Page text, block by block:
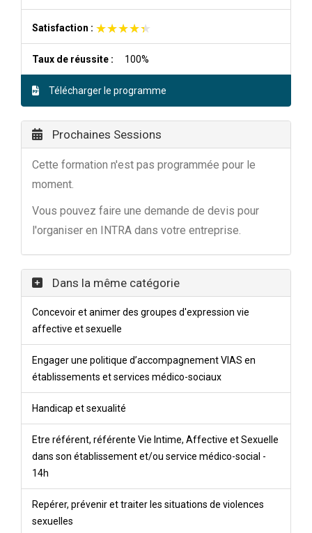
Satisfaction : ★★★★★
★★★★★
Taux de réussite : 100%
Télécharger le programme
Prochaines Sessions
Cette formation n'est pas programmée pour le
moment.
Vous pouvez faire une demande de devis pour
l'organiser en INTRA dans votre entreprise.
Dans la même catégorie
Concevoir et animer des groupes d'expression vie
affective et sexuelle
Engager une politique d’accompagnement VIAS en
établissements et services médico-sociaux
Handicap et sexualité
Etre référent, référente Vie Intime, Affective et Sexuelle
dans son établissement et/ou service médico-social -
14h
Repérer, prévenir et traiter les situations de violences
sexuelles